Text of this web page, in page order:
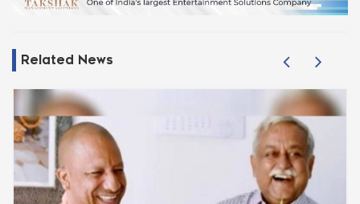
Related News